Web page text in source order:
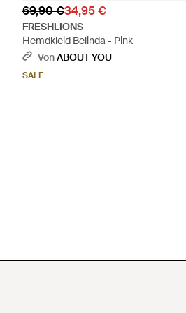
69,90 €34,95 €
FRESHLIONS
Hemdkleid Belinda - Pink
VonABOUT YOU
SALE